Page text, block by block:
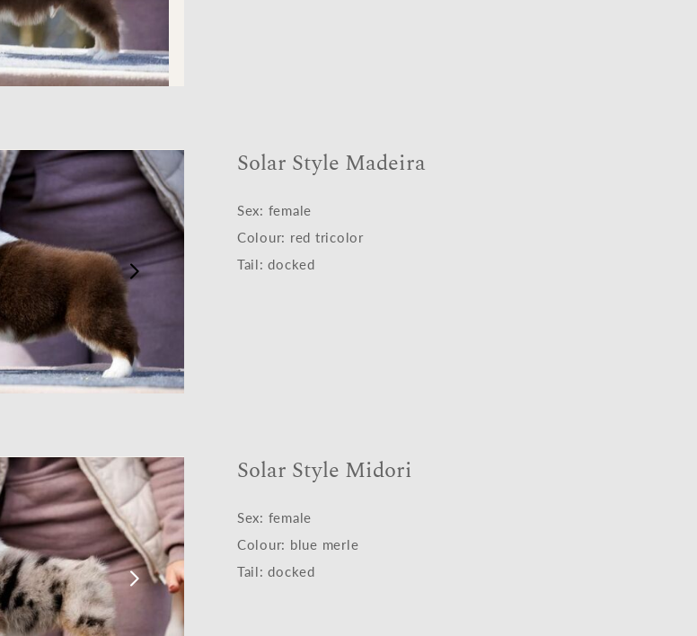
Solar Style Madeira
Sex: female
Colour: red tricolor
Tail: docked
Solar Style Midori
Sex: female
Colour: blue merle
Tail: docked